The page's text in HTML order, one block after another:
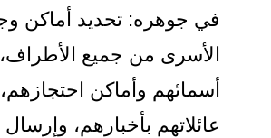
جوهره: تحديد أماكن وجود
من جميع الأطراف، وتوثيق
وأماكن احتجازهم، وإبلاغ
بأخبارهم، وإرسال الأموال